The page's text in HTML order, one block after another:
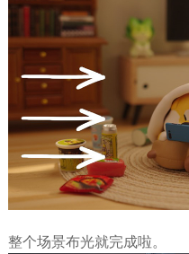
整个场景布光就完成啦。